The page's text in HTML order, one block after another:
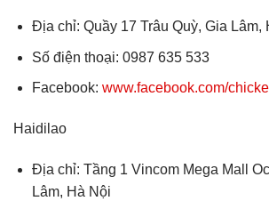
Địa chỉ: Quầy 17 Trâu Quỳ, Gia Lâm,
Số điện thoại: 0987 635 533
Facebook: www.facebook.com/
Haidilao
Địa chỉ: Tầng 1 Vincom Mega Mall
Lâm, Hà Nội